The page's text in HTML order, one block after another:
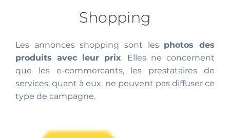
Shopping
Les annonces shopping sont les photos des
produits avec leur prix. Elles ne concernent
que les e-commercants, les prestataires de
services, quant à eux, ne peuvent pas diffuser ce
type de campagne.